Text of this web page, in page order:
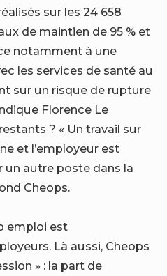
sur les 24 658
de maintien de 95 % et
notamment à une
les services de santé au
sur un risque de rupture
Florence Le
? « Un travail sur
et l’employeur est
un autre poste dans la
Cheops.
emploi est
Là aussi, Cheops
» : la part de